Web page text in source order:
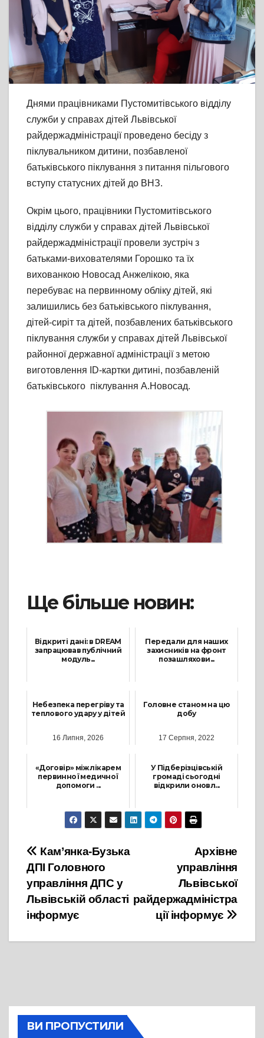
Днями працівниками Пустомитівського відділу
служби у справах дітей Львівської
райдержадміністрації проведено бесіду з
піклувальником дитини, позбавленої
батьківського піклування з питання пільгового
вступу статусних дітей до ВНЗ.
Окрім цього, працівники Пустомитівського
відділу служби у справах дітей Львівської
райдержадміністрації провели зустріч з
батьками-вихователями Горошко та їх
вихованкою Новосад Анжелікою, яка
перебуває на первинному обліку дітей, які
залишились без батьківського піклування,
дітей-сиріт та дітей, позбавлених батьківського
піклування служби у справах дітей Львівської
районної державної адміністрації з метою
виготовлення ID-картки дитині, позбавленій
батьківського піклування А.Новосад.
Ще більше новин:
Відкриті дані: в DREAM
запрацював публічний
модуль...
Передали для наших
захисників на фронт
позашляхови...
Небезпека перегріву та
теплового удару у дітей
16 Липня, 2026
Головне станом на цю
добу
17 Серпня, 2022
«Договір» між лікарем
первинної медичної
допомоги ...
13 Листопада, 2025
У Підберізцівській
громаді сьогодні
відкрили оновл...
20 Грудня, 2022
Навігація
записів
Архівне
управління
Львівської
райдержадміністра
ції інформує
Кам’янка-Бузька
ДПІ Головного
управління ДПС у
Львівській області
інформує
ВИ ПРОПУСТИЛИ